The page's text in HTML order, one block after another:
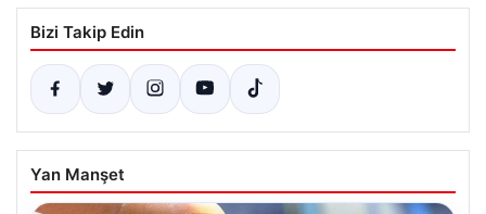
Bizi Takip Edin
Yan Manşet